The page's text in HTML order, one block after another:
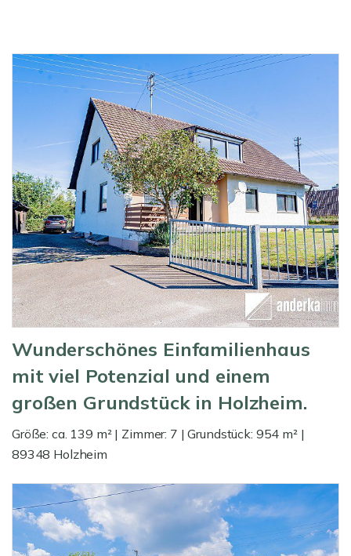
Wunderschönes Einfamilienhaus
mit viel Potenzial und einem
großen Grundstück in Holzheim.
Größe: ca. 139 m² | Zimmer: 7 | Grundstück: 954 m² |
89348 Holzheim